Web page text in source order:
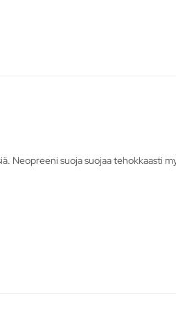
Neopreeni suoja suojaa tehokkaasti